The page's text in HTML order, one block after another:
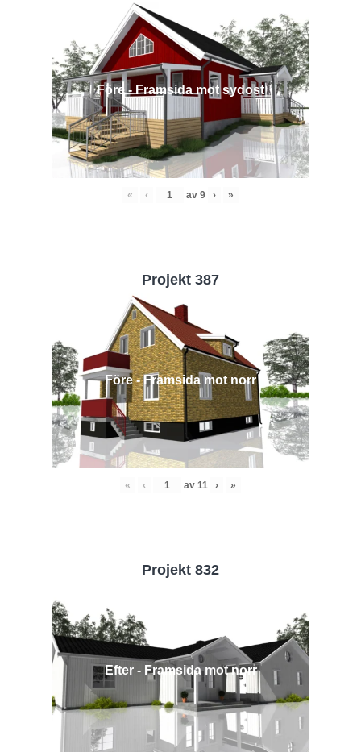
Före - Framsida mot sydost
« ‹ av 9 › »
Projekt 387
Före - Framsida mot norr
« ‹ av 11 › »
Projekt 832
Efter - Framsida mot norr